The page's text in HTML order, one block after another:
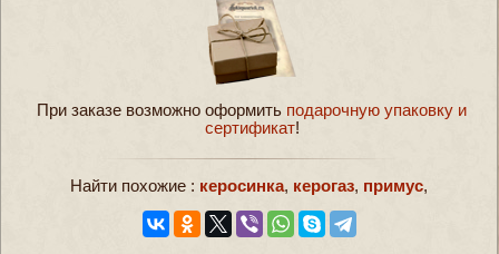
При заказе возможно оформить подарочную упаковку и
сертификат!
Найти похожие : керосинка, керогаз, примус,